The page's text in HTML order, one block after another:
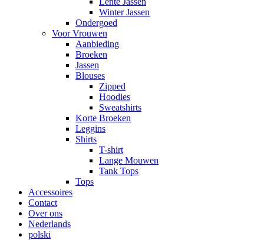
Winter Jassen
Ondergoed
Voor Vrouwen
Aanbieding
Broeken
Jassen
Blouses
Zipped
Hoodies
Sweatshirts
Korte Broeken
Leggins
Shirts
T-shirt
Lange Mouwen
Tank Tops
Tops
Accessoires
Contact
Over ons
Nederlands
polski